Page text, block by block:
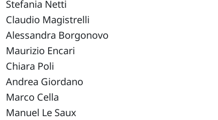
Stefania Netti
Claudio Magistrelli
Alessandra Borgonovo
Maurizio Encari
Chiara Poli
Andrea Giordano
Marco Cella
Manuel Le Saux